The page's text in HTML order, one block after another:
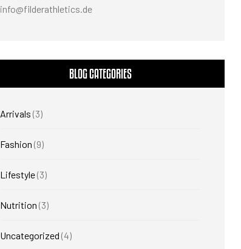
info@filderathletics.de
BLOG CATEGORIES
Arrivals (3)
Fashion (9)
Lifestyle(3)
Nutrition (3)
Uncategorized (4)